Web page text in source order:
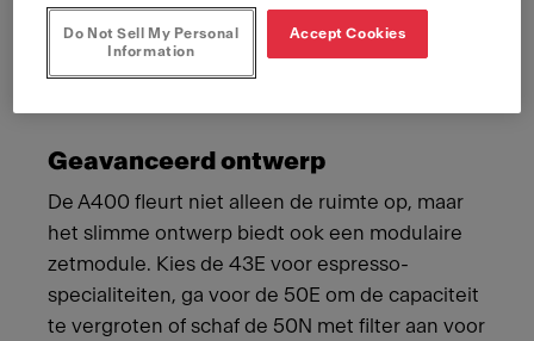
Geavanceerd ontwerp
De A400 fleurt niet alleen de ruimte op, maar
het slimme ontwerp biedt ook een modulaire
zetmodule. Kies de 43E voor espresso-
specialiteiten, ga voor de 50E om de capaciteit
te vergroten of schaf de 50N met filter aan voor
Do Not Sell My Personal
Information
Accept Cookies